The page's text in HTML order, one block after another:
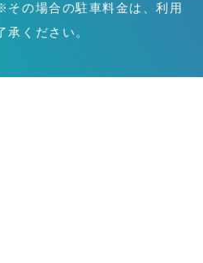
の場合の駐車料金は、利用
ください。